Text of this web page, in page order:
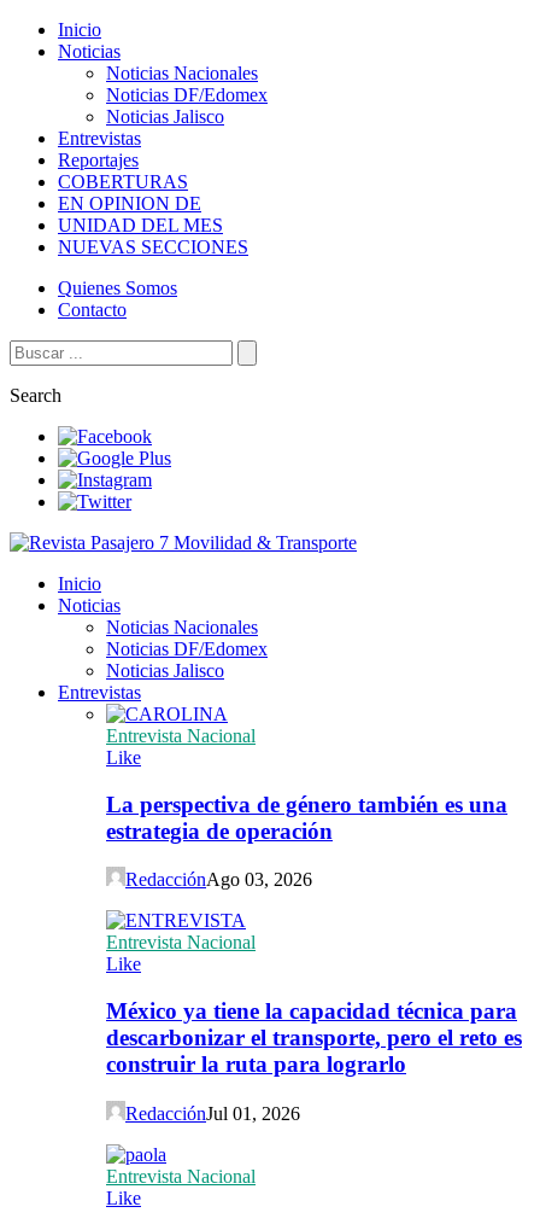
Inicio
Noticias
Noticias Nacionales
Noticias DF/Edomex
Noticias Jalisco
Entrevistas
Reportajes
COBERTURAS
EN OPINION DE
UNIDAD DEL MES
NUEVAS SECCIONES
Quienes Somos
Contacto
Search
Inicio
Noticias
Noticias Nacionales
Noticias DF/Edomex
Noticias Jalisco
Entrevistas
Entrevista Nacional
Like
La perspectiva de género también es una
estrategia de operación
RedacciónAgo 03, 2026
Entrevista Nacional
Like
México ya tiene la capacidad técnica para
descarbonizar el transporte, pero el reto es
construir la ruta para lograrlo
RedacciónJul 01, 2026
Entrevista Nacional
Like